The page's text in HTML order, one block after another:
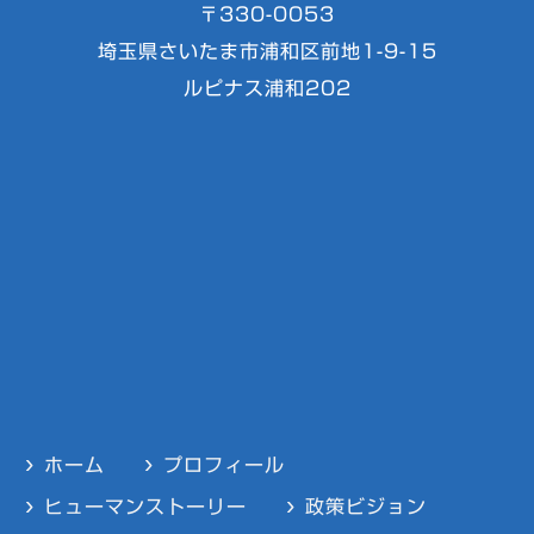
〒330-0053
埼玉県さいたま市浦和区前地1-9-15
ルピナス浦和202
ホーム プロフィール
ヒューマンストーリー 政策ビジョン